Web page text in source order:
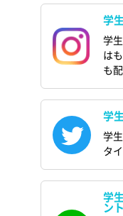
学
学
は
も
学
学
タ
学
ント